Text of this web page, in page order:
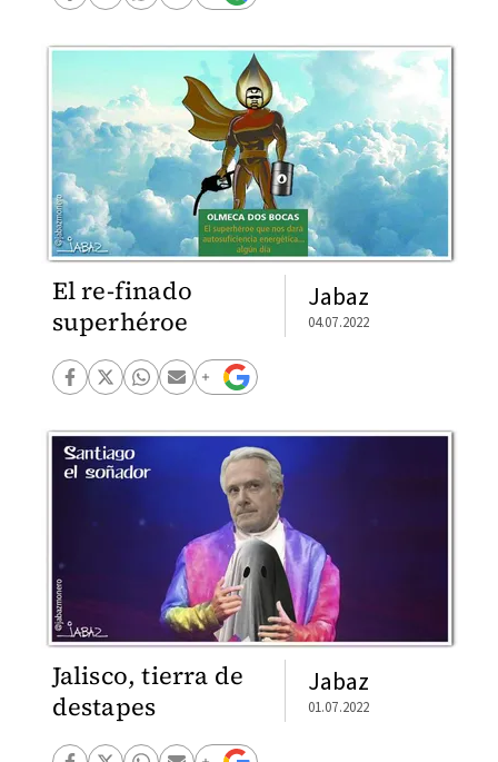
El re-finado
superhéroe
Jabaz
04.07.2022
Jalisco, tierra de
destapes
Jabaz
01.07.2022